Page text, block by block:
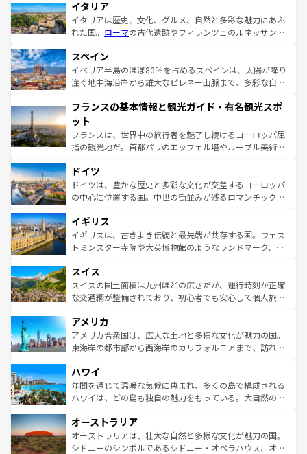
イタリア
イタリアは歴史、文化、グルメ、自然と多彩な魅力にあふ
れた国。 ローマの古代遺跡やフィレンツェのルネッサンス
ろん、トスカーナの美しい田園風景やアマルフィ海岸の絶
景など、自然景観も見逃せない。観光の合間には、本場の
ピザやパスタなど、絶品のイタリア料理を堪能することも
ませてくれるイタリアで、忘れられない旅をしてみよう！
なお、新着のイタリア情報は
しい。
スペイン
イベリア半島のほぼ80％を占めるスペインは、太陽が降り
注ぐ地中海沿岸から雄大なピレネー山脈まで、多彩な自然
文化が根付くこの国では、情熱的なフラメンコ、熱気あふ
れる闘牛、そして美味しいタパスが生活の一部となってい
る。首都マドリードの洗練された雰囲気や、バルセロナの
アートに溢れた街角から、地方では古代ローマ遺跡や中世
せる。地方によって風土や気候が異なるスペインはその個
性で訪れる人を魅了する。 なお、新着のスペイン情報は コ
ンテンツ一覧を参照してほしい。
フランスの基本情報と観光ガイド・有名観光スポ
ット
フランスは、世界中の旅行者を魅了し続けるヨーロッパ屈
指の観光地だ。首都パリのエッフェル塔やルーブル美術館
で、幅広い魅力が詰まっている。華麗な宮殿、歴史的な大
聖堂、美しいビーチ、そして豊かな自然が、訪れる者を心
から魅了する。また、フランスは美食の国としても知ら
いる。シャンパンの発祥地であるランス、プロヴァンスの
香り高いラベンダー畑など、多彩な楽しみ方が可能だ。さ
らに、パリ以外の地域にも魅力が溢れており、どの街角に
れる地方に足を運ぶとそれぞれで全く異なる文化を体験で
きるだろう。 なお、新着のフランス情報はコンテンツ一覧
を参照してほしい。
ドイツ
ドイツは、豊かな歴史と多彩な文化が交差するヨーロッパ
の中心に位置する国。中世の街並みが残るロマンチック街
顔を持つこの国は、どこを歩いても飽きることがない。ベ
ルリンの文化的活気、バイエルン州のアルプスの絶景、そ
してライン川沿いのワイン畑といった風景は必見。ビール
は、お酒好きな人にはぜひ体験してほしい。 なお、新着の
ドイツ情報はコンテンツ一覧を参照してほしい。
イギリス
イギリスは、古きよき伝統と最先端が共存する国。ウェス
トミンスター寺院や大英博物館のようなランドマーク、歴
リアごとに異なる魅力がある。また、優雅なアフタヌーン
ティー、ビール好きにはたまらない英国パブ、サッカー観
戦など、本場だからこそできる体験も豊富。イギリスを旅
ンツ一覧を参照してほしい。
スイス
スイスの国土面積は九州ほどの広さだが、運行時刻が正確
な交通網が整備されており、初心者でも安心して個人旅行
の建物がそのまま残る町や、スイスならではのユニークな
博物館もあり、アルプス観光だけでなく町歩きも満喫する
ことができる。国民の所得が高いため物価も高いが、旅行
ば市内交通費無料で観光を楽しむこともできる。 なお、新
着のスイス情報はコンテンツ一覧 を参照してほしい。
アメリカ
アメリカ合衆国は、広大な土地と多様な文化が魅力の国。
東海岸の都市部から西海岸のカリフォルニアまで、訪れる
のような巨大都市は、観光、ショッピング、エンターテイ
ンメントが詰まった刺激的なスポットだ。一方、アメリカ
西部には大自然が広がり、グランドキャニオンやイエロー
部のニューオーリンズでは、音楽と美食が融合した独特の
文化が魅力。旅行者はアメリカの各地域で異なる魅力を楽
しみながら、その多様性と豊かな歴史を感じることができ
ハワイ
年間を通じて温暖な気候に恵まれ、多くの島で構成される
ハワイは、どの島も独自の魅力をもっている。大自然の神
ワイ島は見逃せない。また、定番の観光地といえばオアフ
島だが、静かな自然を求めるならマウイ島やカウアイ島が
おすすめ。エメラルドグリーンに輝く海をはじめ、豊かな
オーストラリア
オーストラリアは、壮大な自然と多様な文化が魅力の国。
シドニーのシンボルであるシドニー・オペラハウス、オー